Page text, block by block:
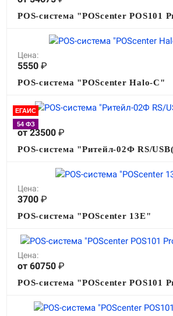
POS-система "POScenter POS101
Цена:
5550 ₽
POS-система "POScenter Halo-C"
ЕГАИС
54 ФЗ
Цена:
от 23500 ₽
POS-система "Ритейл-02Ф RS/
Цена:
3700 ₽
POS-система "POScenter 13E"
Цена:
от 60750 ₽
POS-система "POScenter POS101